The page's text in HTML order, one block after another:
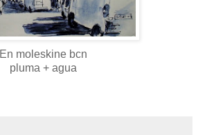
En moleskine bcn
pluma + agua